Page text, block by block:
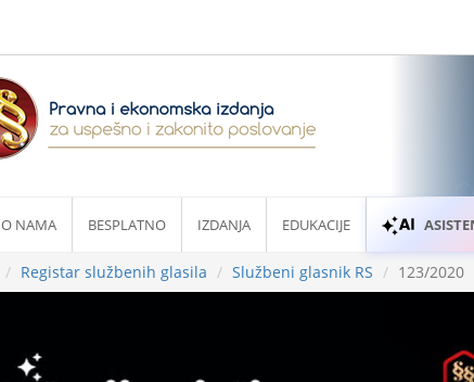
O NAMA BESPLATNO IZDANJA EDUKACIJE
Registar službenih glasila Službeni glasnik RS 123/2020